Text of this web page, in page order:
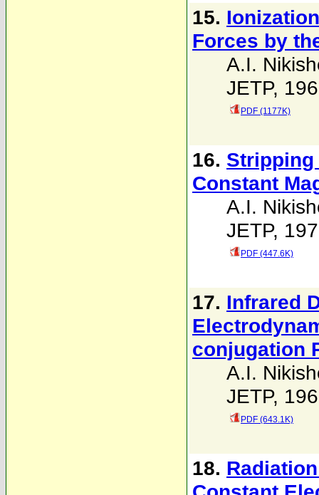
15.
Forces by
A.I.
JETP,
PDF (1177K)
16. Stripping
Constant
A.I.
JETP,
PDF (447.6K)
17. Infrared
conjugation
A.I.
JETP,
PDF (643.1K)
18.